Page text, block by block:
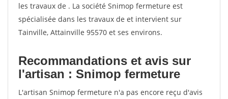
les travaux de . La société Snimop fermeture est
spécialisée dans les travaux de et intervient sur
Tainville, Attainville 95570 et ses environs.
Recommandations et avis sur
l'artisan : Snimop fermeture
L'artisan Snimop fermeture n'a pas encore reçu d'avis